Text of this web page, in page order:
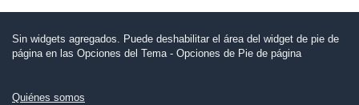
Sin widgets agregados. Puede deshabilitar el área del widget de pie de
página en las Opciones del Tema - Opciones de Pie de página
Quiénes somos